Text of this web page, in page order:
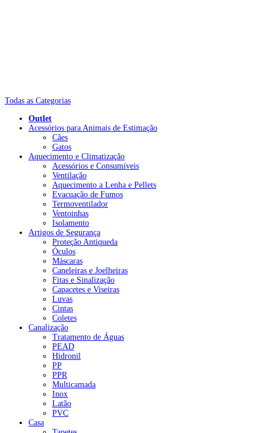
Todas as Categorias
Outlet
Acessórios para Animais de Estimação
Cães
Gatos
Aquecimento e Climatização
Acessórios e Consumíveis
Ventilação
Aquecimento a Lenha e Pellets
Evacuação de Fumos
Termoventilador
Ventoinhas
Isolamento
Artigos de Segurança
Proteção Antiqueda
Óculos
Máscaras
Caneleiras e Joelheiras
Fitas e Sinalização
Capacetes e Viseiras
Luvas
Cintas
Coletes
Canalização
Tratamento de Águas
PEAD
Hidronil
PP
PPR
Multicamada
Inox
Latão
PVC
Casa